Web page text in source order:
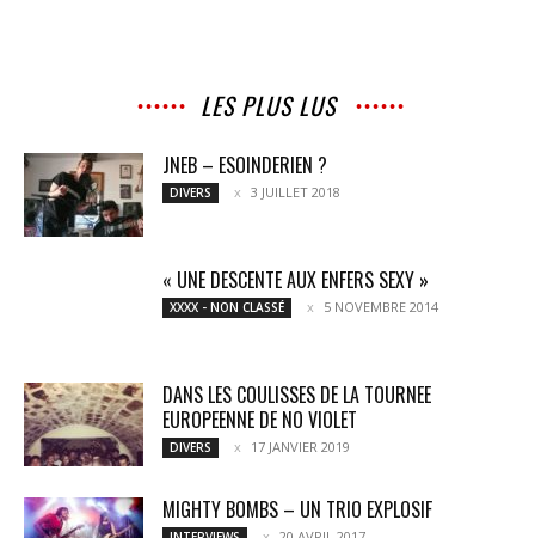
LES PLUS LUS
JNEB – ESOINDERIEN ?
DIVERS 3 JUILLET 2018
« UNE DESCENTE AUX ENFERS SEXY »
XXXX - NON CLASSÉ 5 NOVEMBRE 2014
DANS LES COULISSES DE LA TOURNEE
EUROPEENNE DE NO VIOLET
DIVERS 17 JANVIER 2019
MIGHTY BOMBS – UN TRIO EXPLOSIF